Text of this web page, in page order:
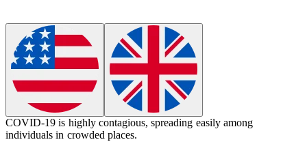
COVID-19 is highly contagious, spreading easily among
individuals in crowded places.